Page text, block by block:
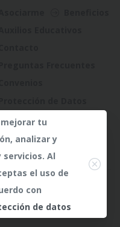
Riesgos tu
analizar y
Al
el uso de
con
de datos
Close